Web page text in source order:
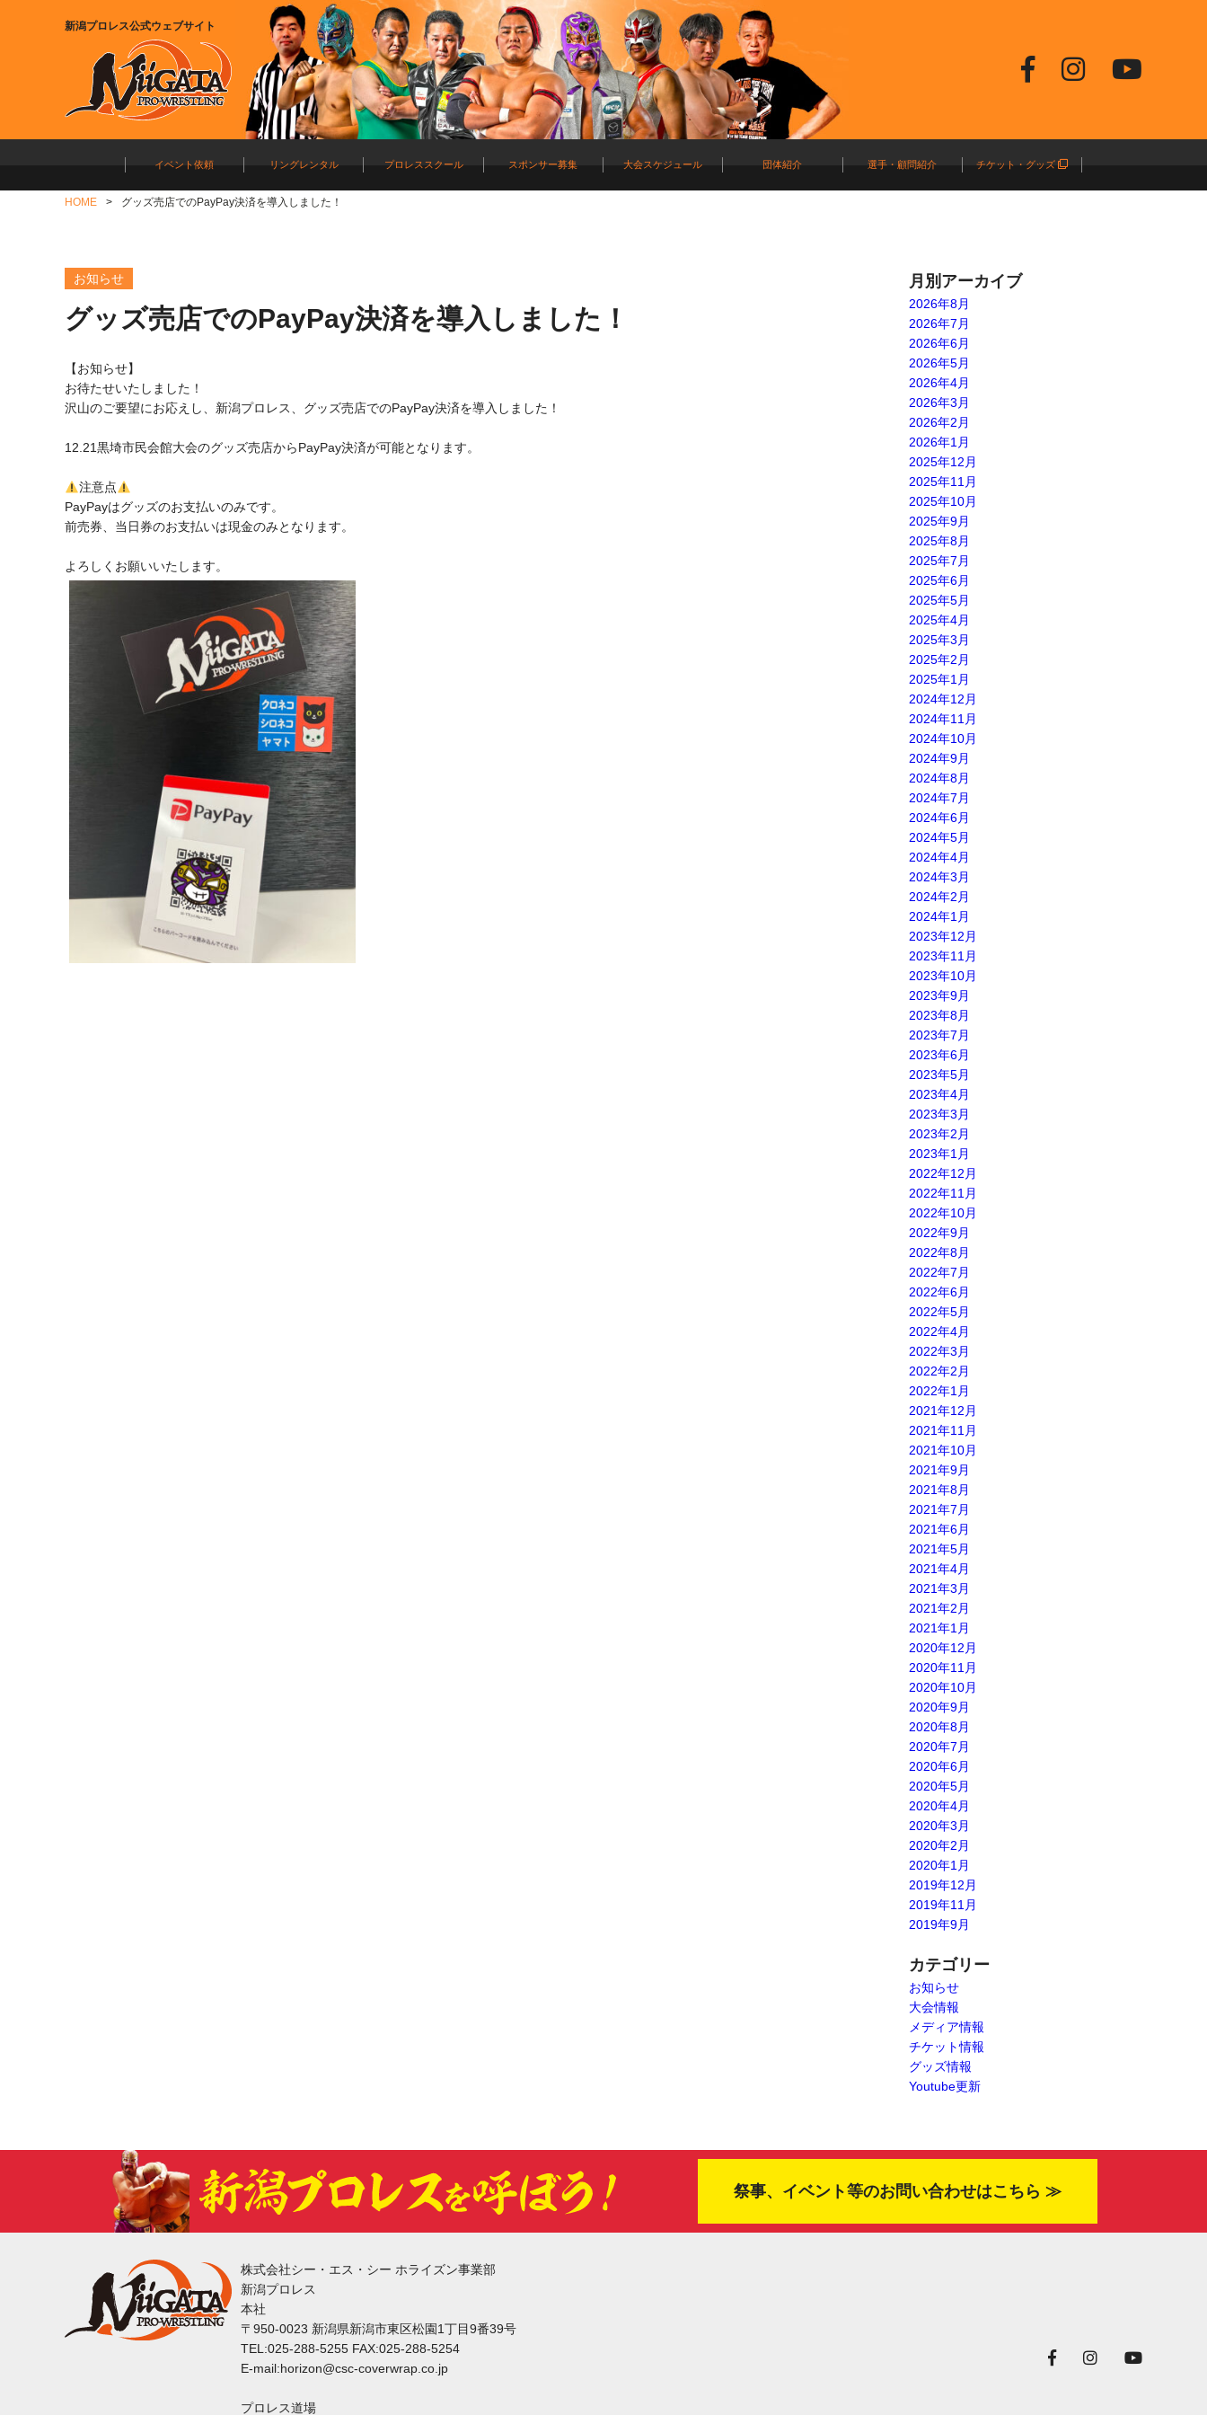
新潟プロレス公式ウェブサイト
イベント依頼 リングレンタル プロレススクール スポンサー募集 大会スケジュール 団体紹介 選手・顧問紹介 チケット・グッズ
HOME グッズ売店でのPayPay決済を導入しました！
お知らせ
グッズ売店でのPayPay決済を導入しました！
【お知らせ】
お待たせいたしました！
沢山のご要望にお応えし、新潟プロレス、グッズ売店でのPayPay決済を導入しました！
12.21黒埼市民会館大会のグッズ売店からPayPay決済が可能となります。
注意点
PayPayはグッズのお支払いのみです。
前売券、当日券のお支払いは現金のみとなります。
よろしくお願いいたします。
月別アーカイブ
2026年8月
2026年7月
2026年6月
2026年5月
2026年4月
2026年3月
2026年2月
2026年1月
2025年12月
2025年11月
2025年10月
2025年9月
2025年8月
2025年7月
2025年6月
2025年5月
2025年4月
2025年3月
2025年2月
2025年1月
2024年12月
2024年11月
2024年10月
2024年9月
2024年8月
2024年7月
2024年6月
2024年5月
2024年4月
2024年3月
2024年2月
2024年1月
2023年12月
2023年11月
2023年10月
2023年9月
2023年8月
2023年7月
2023年6月
2023年5月
2023年4月
2023年3月
2023年2月
2023年1月
2022年12月
2022年11月
2022年10月
2022年9月
2022年8月
2022年7月
2022年6月
2022年5月
2022年4月
2022年3月
2022年2月
2022年1月
2021年12月
2021年11月
2021年10月
2021年9月
2021年8月
2021年7月
2021年6月
2021年5月
2021年4月
2021年3月
2021年2月
2021年1月
2020年12月
2020年11月
2020年10月
2020年9月
2020年8月
2020年7月
2020年6月
2020年5月
2020年4月
2020年3月
2020年2月
2020年1月
2019年12月
2019年11月
2019年9月
カテゴリー
お知らせ
大会情報
メディア情報
チケット情報
グッズ情報
Youtube更新
祭事、イベント等のお問い合わせはこちら ≫
株式会社シー・エス・シー ホライズン事業部
新潟プロレス
本社
〒950-0023 新潟県新潟市東区松園1丁目9番39号
TEL:025-288-5255 FAX:025-288-5254
E-mail:horizon@csc-coverwrap.co.jp
プロレス道場